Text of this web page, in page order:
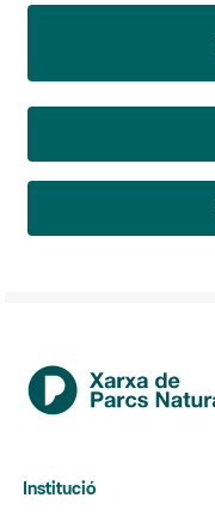
Institució